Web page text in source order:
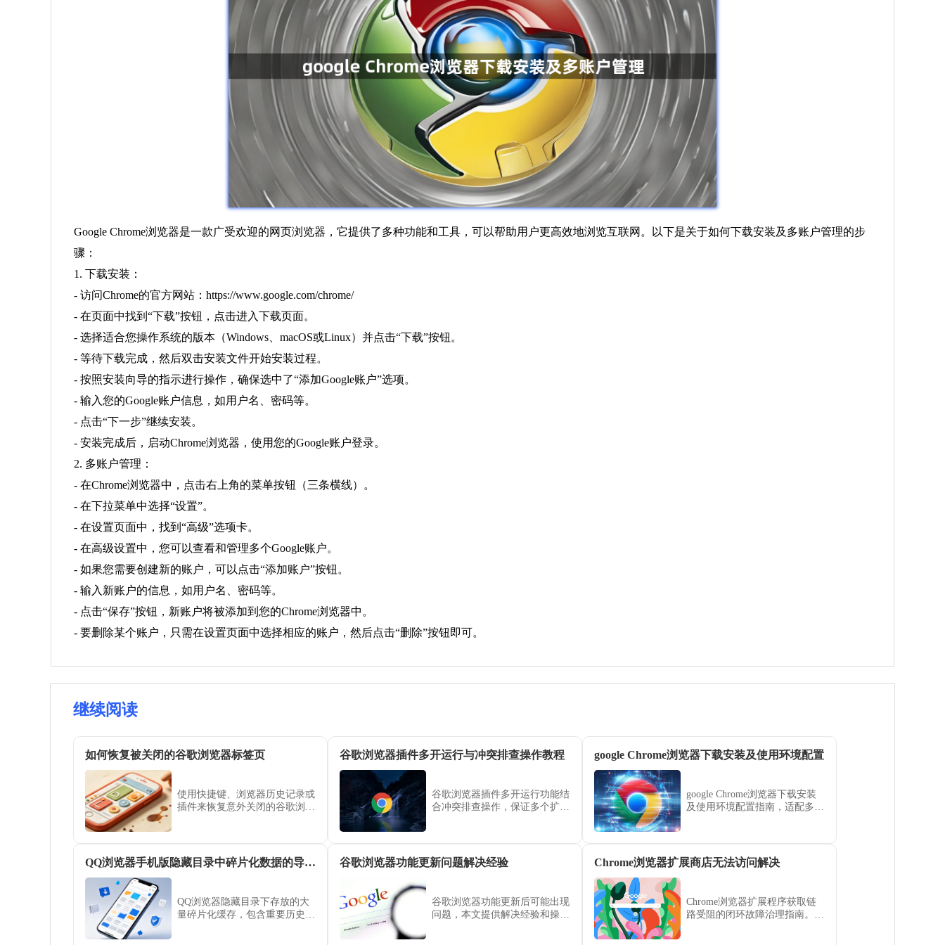
Google Chrome浏览器是一款广受欢迎的网页浏览器，它提供了多种功能和工具，可以帮助用户更高效地浏览互联网。以下是关于如何下载安装及多账户管理的步
骤：
1. 下载安装：
- 访问Chrome的官方网站：https://www.google.com/chrome/
- 在页面中找到“下载”按钮，点击进入下载页面。
- 选择适合您操作系统的版本（Windows、macOS或Linux）并点击“下载”按钮。
- 等待下载完成，然后双击安装文件开始安装过程。
- 按照安装向导的指示进行操作，确保选中了“添加Google账户”选项。
- 输入您的Google账户信息，如用户名、密码等。
- 点击“下一步”继续安装。
- 安装完成后，启动Chrome浏览器，使用您的Google账户登录。
2. 多账户管理：
- 在Chrome浏览器中，点击右上角的菜单按钮（三条横线）。
- 在下拉菜单中选择“设置”。
- 在设置页面中，找到“高级”选项卡。
- 在高级设置中，您可以查看和管理多个Google账户。
- 如果您需要创建新的账户，可以点击“添加账户”按钮。
- 输入新账户的信息，如用户名、密码等。
- 点击“保存”按钮，新账户将被添加到您的Chrome浏览器中。
- 要删除某个账户，只需在设置页面中选择相应的账户，然后点击“删除”按钮即可。
继续阅读
如何恢复被关闭的谷歌浏览器标签页
使用快捷键、浏览器历史记录或
插件来恢复意外关闭的谷歌浏览
谷歌浏览器插件多开运行与冲突排查操作教程
谷歌浏览器插件多开运行功能结
合冲突排查操作，保证多个扩展
google Chrome浏览器下载安装及使用环境配置
google Chrome浏览器下载安装
及使用环境配置指南，适配多种
QQ浏览器手机版隐藏目录中碎片化数据的导出指南
QQ浏览器隐藏目录下存放的大
量碎片化缓存，包含重要历史缓
谷歌浏览器功能更新问题解决经验
谷歌浏览器功能更新后可能出现
问题，本文提供解决经验和操作
Chrome浏览器扩展商店无法访问解决
Chrome浏览器扩展程序获取链
路受阻的闭环故障治理指南。通